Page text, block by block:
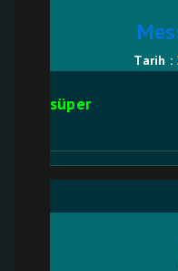
Tarih :
süper